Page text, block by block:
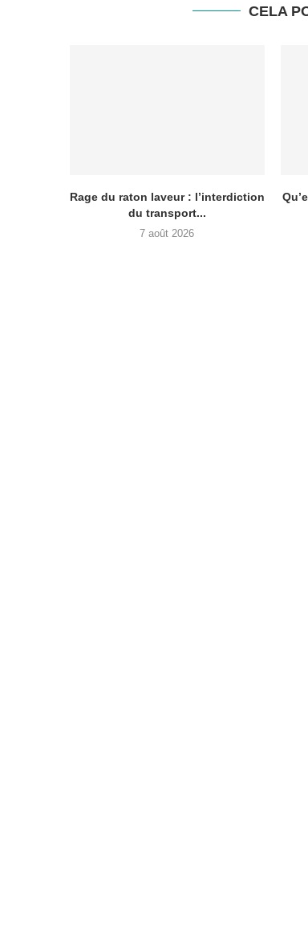
CELA
Rage du raton laveur : l’interdiction
du transport...
7 août 2026